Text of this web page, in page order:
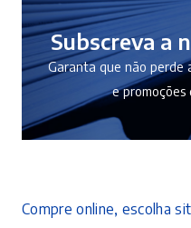
Subscreva a
Garanta que não perde
e promoções
Compre online, escolha